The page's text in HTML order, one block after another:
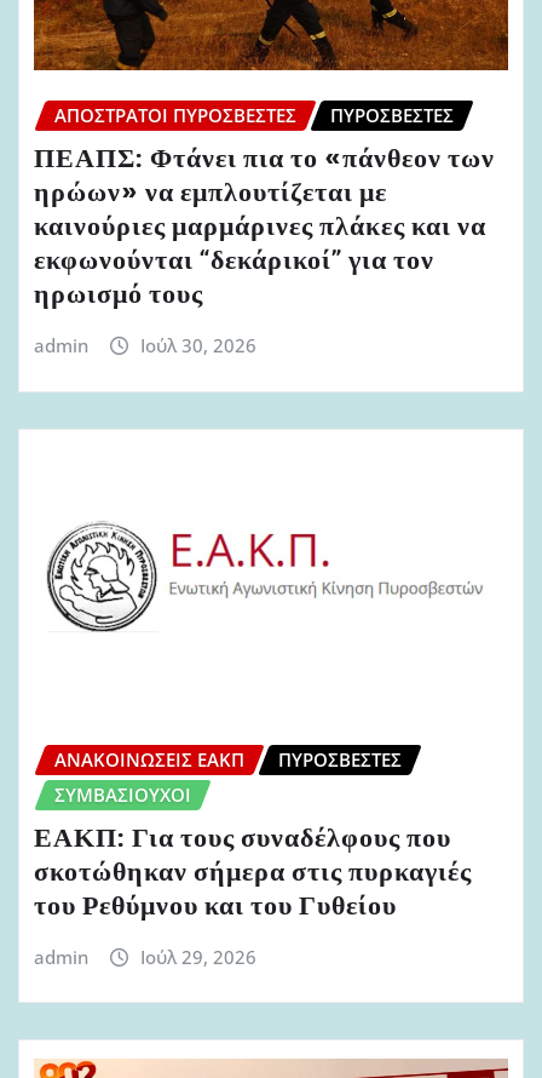
ΑΠΌΣΤΡΑΤΟΙ ΠΥΡΟΣΒΈΣΤΕΣ ΠΥΡΟΣΒΈΣΤΕΣ
ΠΕΑΠΣ: Φτάνει πια το «πάνθεον των
ηρώων» να εμπλουτίζεται με
καινούριες μαρμάρινες πλάκες και να
εκφωνούνται “δεκάρικοί” για τον
ηρωισμό τους
admin Ιούλ 30, 2026
ΑΝΑΚΟΙΝΏΣΕΙΣ ΕΑΚΠ
ΠΥΡΟΣΒΈΣΤΕΣ
ΣΥΜΒΑΣΙΟΎΧΟΙ
ΕΑΚΠ: Για τους συναδέλφους που
σκοτώθηκαν σήμερα στις πυρκαγιές
του Ρεθύμνου και του Γυθείου
admin Ιούλ 29, 2026